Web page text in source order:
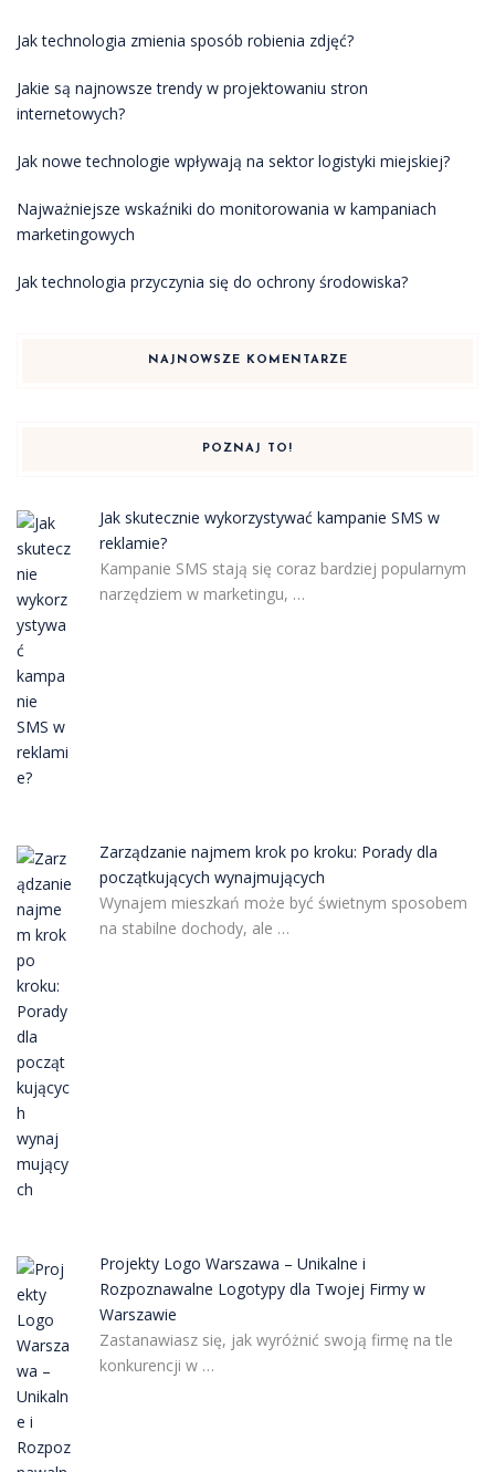
Jak technologia zmienia sposób robienia zdjęć?
Jakie są najnowsze trendy w projektowaniu stron
internetowych?
Jak nowe technologie wpływają na sektor logistyki miejskiej?
Najważniejsze wskaźniki do monitorowania w kampaniach
marketingowych
Jak technologia przyczynia się do ochrony środowiska?
NAJNOWSZE KOMENTARZE
POZNAJ TO!
Jak skutecznie wykorzystywać kampanie SMS w
reklamie?
Kampanie SMS stają się coraz bardziej popularnym
narzędziem w marketingu, …
Zarządzanie najmem krok po kroku: Porady dla
początkujących wynajmujących
Wynajem mieszkań może być świetnym sposobem
na stabilne dochody, ale …
Projekty Logo Warszawa – Unikalne i
Rozpoznawalne Logotypy dla Twojej Firmy w
Warszawie
Zastanawiasz się, jak wyróżnić swoją firmę na tle
konkurencji w …